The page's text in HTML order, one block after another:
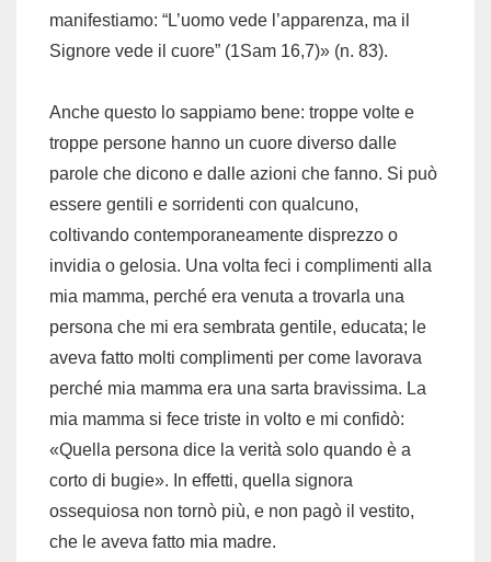
manifestiamo: “L’uomo vede l’apparenza, ma il
Signore vede il cuore” (1Sam 16,7)» (n. 83).
Anche questo lo sappiamo bene: troppe volte e
troppe persone hanno un cuore diverso dalle
parole che dicono e dalle azioni che fanno. Si può
essere gentili e sorridenti con qualcuno,
coltivando contemporaneamente disprezzo o
invidia o gelosia. Una volta feci i complimenti alla
mia mamma, perché era venuta a trovarla una
persona che mi era sembrata gentile, educata; le
aveva fatto molti complimenti per come lavorava
perché mia mamma era una sarta bravissima. La
mia mamma si fece triste in volto e mi confidò:
«Quella persona dice la verità solo quando è a
corto di bugie». In effetti, quella signora
ossequiosa non tornò più, e non pagò il vestito,
che le aveva fatto mia madre.